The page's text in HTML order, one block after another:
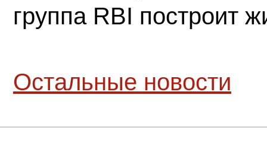
группа RBI построит
Остальные новости